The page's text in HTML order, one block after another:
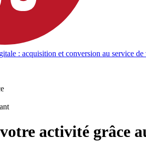
: acquisition et conversion au service de
activité grâce